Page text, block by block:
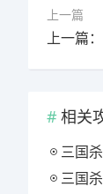
上一篇
上一篇
相关
三国杀
三国杀